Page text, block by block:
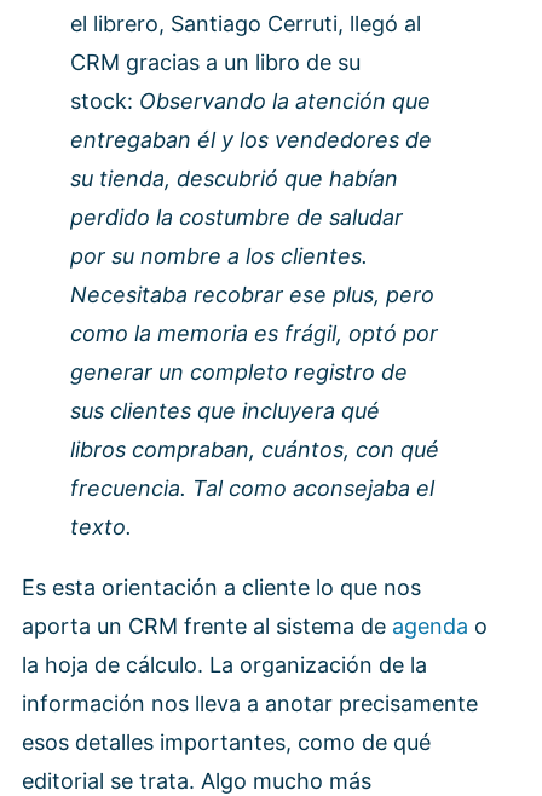
el librero, Santiago Cerruti, llegó al
CRM gracias a un libro de su
stock: Observando la atención que
entregaban él y los vendedores de
su tienda, descubrió que habían
perdido la costumbre de saludar
por su nombre a los clientes.
Necesitaba recobrar ese plus, pero
como la memoria es frágil, optó por
generar un completo registro de
sus clientes que incluyera qué
libros compraban, cuántos, con qué
frecuencia. Tal como aconsejaba el
texto.
Es esta orientación a cliente lo que nos
aporta un CRM frente al sistema de agenda o
la hoja de cálculo. La organización de la
información nos lleva a anotar precisamente
esos detalles importantes, como de qué
editorial se trata. Algo mucho más